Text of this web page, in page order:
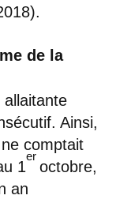
de la
Ainsi,
comptait
1
er
octobre,
an